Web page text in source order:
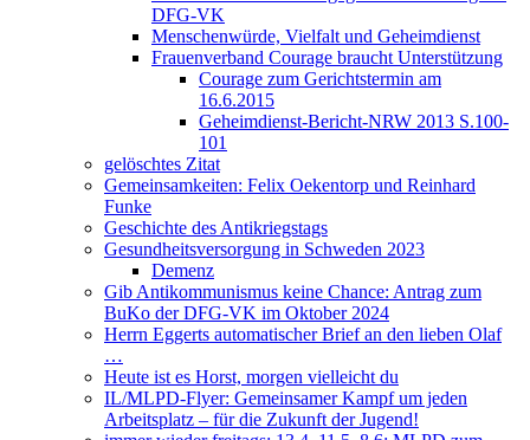
DFG-VK
Menschenwürde, Vielfalt und Geheimdienst
Frauenverband Courage braucht Unterstützung
Courage zum Gerichtstermin am
16.6.2015
Geheimdienst-Bericht-NRW 2013 S.100-
101
gelöschtes Zitat
Gemeinsamkeiten: Felix Oekentorp und Reinhard
Funke
Geschichte des Antikriegstags
Gesundheitsversorgung in Schweden 2023
Demenz
Gib Antikommunismus keine Chance: Antrag zum
BuKo der DFG-VK im Oktober 2024
Herrn Eggerts automatischer Brief an den lieben Olaf
…
Heute ist es Horst, morgen vielleicht du
IL/MLPD-Flyer: Gemeinsamer Kampf um jeden
Arbeitsplatz – für die Zukunft der Jugend!